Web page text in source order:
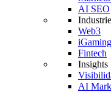
AI SEO
Web3
iGaming
Fintech
Insights
AI